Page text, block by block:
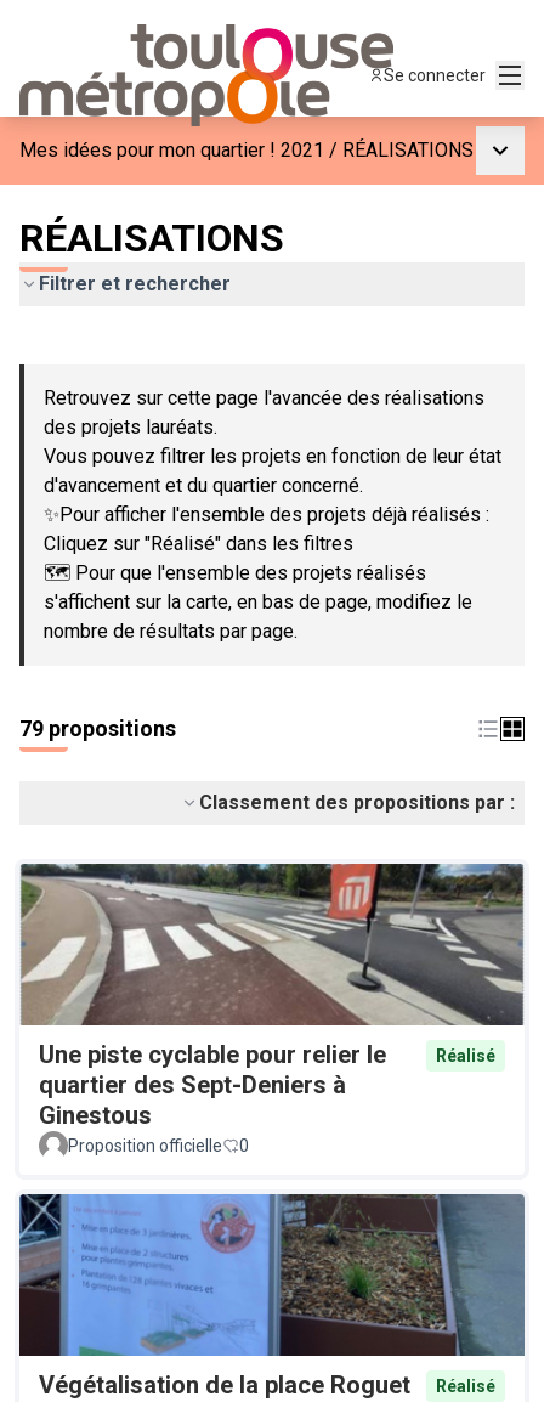
Se connecter
Mes idées pour mon quartier ! 2021 / RÉALISATIONS
RÉALISATIONS
Filtrer et rechercher
−
Retrouvez sur cette page l'avancée des réalisations
des projets lauréats.
Vous pouvez filtrer les projets en fonction de leur état
d'avancement et du quartier concerné.
✨Pour afficher l'ensemble des projets déjà réalisés :
Cliquez sur "Réalisé" dans les filtres
🗺️ Pour que l'ensemble des projets réalisés
s'affichent sur la carte, en bas de page, modifiez le
nombre de résultats par page.
79 propositions
Classement des propositions par :
Une piste cyclable pour relier le
quartier des Sept-Deniers à
Ginestous
Réalisé
Proposition officielle 0
Végétalisation de la place Roguet
Réalisé